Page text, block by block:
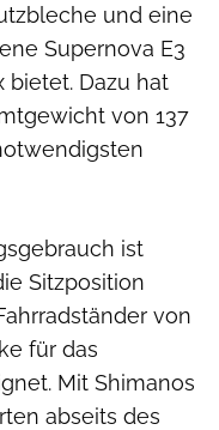
und eine
Supernova E3
bietet. Dazu hat
von 137
ist
Sitzposition
von
für das
Mit Shimanos
abseits des